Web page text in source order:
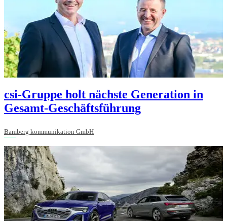
csi-Gruppe holt nächste Generation in
Gesamt-Geschäftsführung
Bamberg kommunikation GmbH